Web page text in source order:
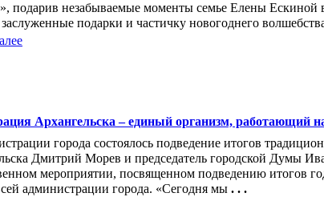
подарив незабываемые моменты семье Елены Ескиной
подарки и частичку новогоднего
Архангельска – единый организм, работающий на
города состоялось подведение итогов
Дмитрий Морев и председатель городской Думы
мероприятии, посвященном подведению итогов
администрации города. «Сегодня мы . . .